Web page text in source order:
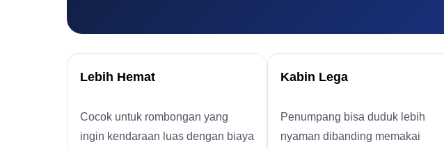
Lebih Hemat
Cocok untuk rombongan yang
ingin kendaraan luas dengan biaya
Kabin Lega
Penumpang bisa duduk lebih
nyaman dibanding memakai